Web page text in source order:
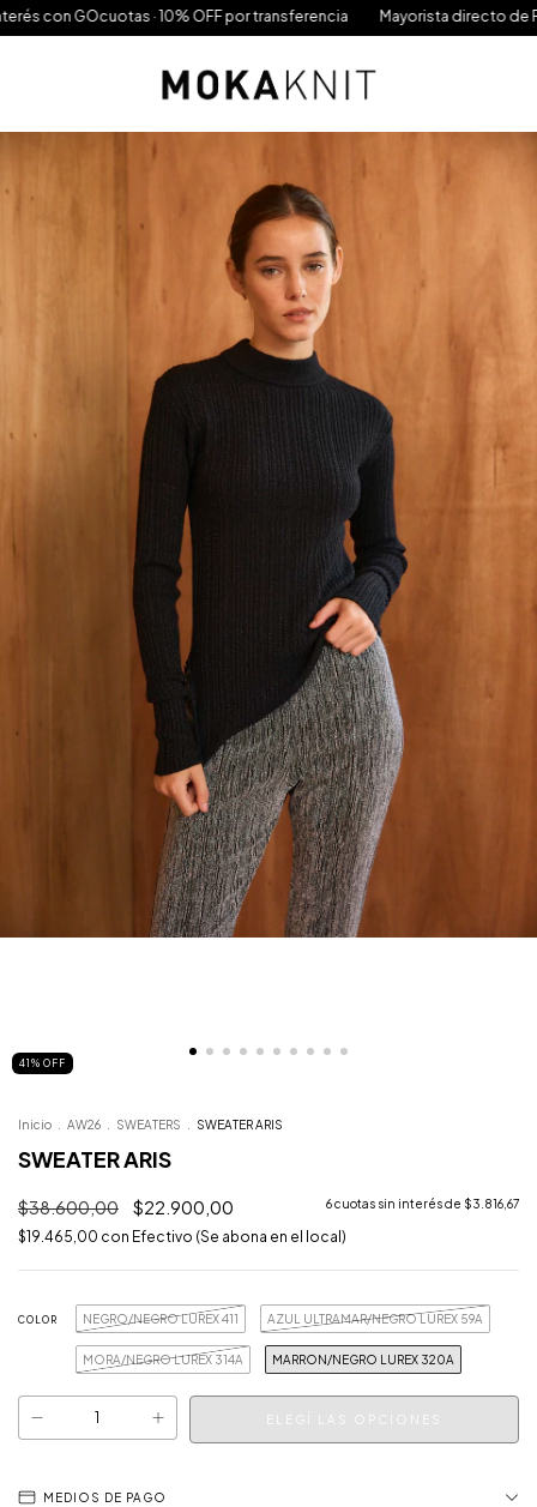
· 10% OFF por transferencia Mayorista directo de Fábrica ·
41 % OFF
Inicio AW26 SWEATERS SWEATER ARIS
SWEATER ARIS
$38.600,00 $22.900,00 6cuotas sin interés de $3.816,67
$19.465,00 con Efectivo (Se abona en el local)
COLOR NEGRO/NEGRO LUREX 411 AZUL ULTRAMAR/NEGRO LUREX 59A
MORA/NEGRO LUREX 314A MARRON/NEGRO LUREX 320A
MEDIOS DE PAGO